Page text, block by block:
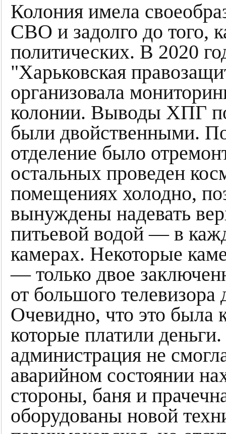
Колония имела
СВО и задолго до того,
политических. В 2020
"Харьковская
организовала
колонии. Выводы ХПГ
были двойственными.
отделение было
остальных проведен
помещениях холодно,
вынуждены надевать
питьевой водой — в
камерах. Некоторые
— только двое
от большого
Очевидно, что это была
которые платили
администрация не
аварийном состоянии
стороны, баня и
оборудованы новой